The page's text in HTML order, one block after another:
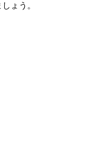
ょう。